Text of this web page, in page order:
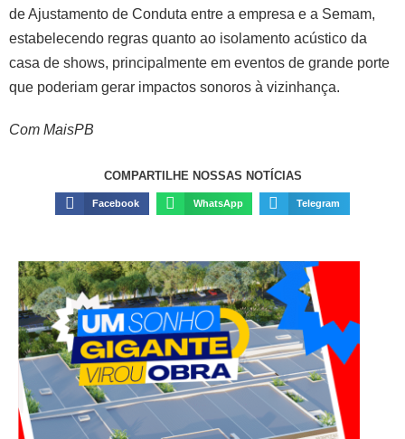
de Ajustamento de Conduta entre a empresa e a Semam,
estabelecendo regras quanto ao isolamento acústico da
casa de shows, principalmente em eventos de grande porte
que poderiam gerar impactos sonoros à vizinhança.
Com MaisPB
COMPARTILHE NOSSAS NOTÍCIAS
Facebook WhatsApp Telegram